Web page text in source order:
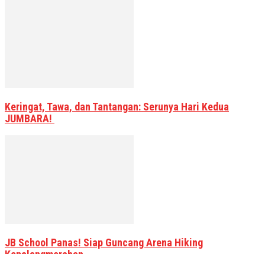
Keringat, Tawa, dan Tantangan: Serunya Hari Kedua
JUMBARA!
JB School Panas! Siap Guncang Arena Hiking